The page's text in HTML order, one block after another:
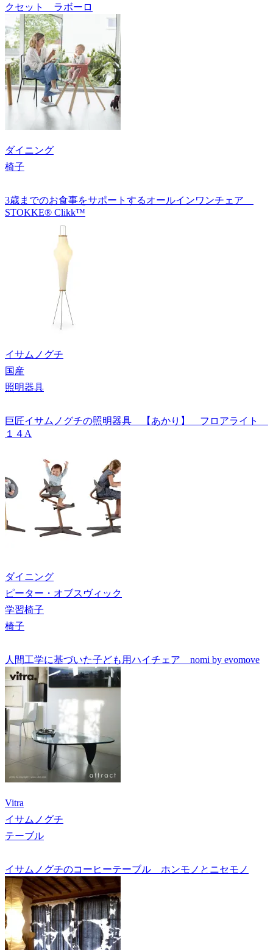
クセット ラボーロ
ダイニング
椅子
3歳までのお食事をサポートするオールインワンチェア
STOKKE® Clikk™
イサムノグチ
国産
照明器具
巨匠イサムノグチの照明器具 【あかり】 フロアライト
１４A
ダイニング
ピーター・オブスヴィック
学習椅子
椅子
人間工学に基づいた子ども用ハイチェア nomi by evomove
Vitra
イサムノグチ
テーブル
イサムノグチのコーヒーテーブル ホンモノとニセモノ